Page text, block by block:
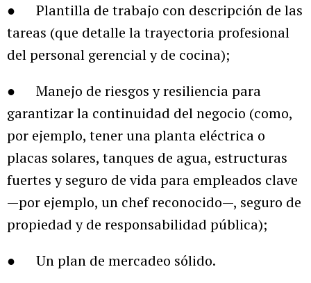
● Plantilla de trabajo con descripción de las
tareas (que detalle la trayectoria profesional
del personal gerencial y de cocina);
● Manejo de riesgos y resiliencia para
garantizar la continuidad del negocio (como,
por ejemplo, tener una planta eléctrica o
placas solares, tanques de agua, estructuras
fuertes y seguro de vida para empleados clave
—por ejemplo, un chef reconocido—, seguro de
propiedad y de responsabilidad pública);
● Un plan de mercadeo sólido.